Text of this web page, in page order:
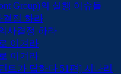
Group)의 실행 이슈들
결정 하라
사결정 하라
이겨라
이겨라
트가 답하다 51편] 시나리